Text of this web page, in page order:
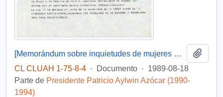
[Memorándum sobre inquietudes de mujeres D.C]
CL CLUAH 1-75-8-4 · Documento · 1989-08-18
Parte de Presidente Patricio Aylwin Azócar (1990-
1994)